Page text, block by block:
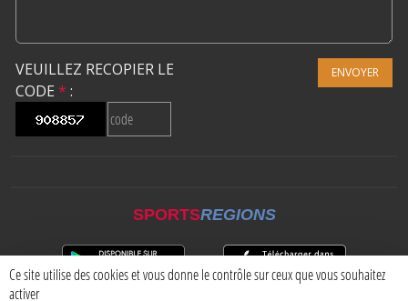
VEUILLEZ RECOPIER LE
CODE * :
ENVOYER
SPORTSREGIONS
Ce site utilise des cookies et vous donne le contrôle sur ceux que vous souhaitez
activer